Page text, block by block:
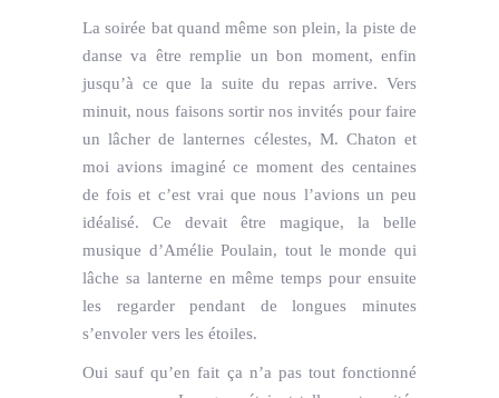
La soirée bat quand même son plein, la piste de
danse va être remplie un bon moment, enfin
jusqu’à ce que la suite du repas arrive. Vers
minuit, nous faisons sortir nos invités pour faire
un lâcher de lanternes célestes, M. Chaton et
moi avions imaginé ce moment des centaines
de fois et c’est vrai que nous l’avions un peu
idéalisé. Ce devait être magique, la belle
musique d’Amélie Poulain, tout le monde qui
lâche sa lanterne en même temps pour ensuite
les regarder pendant de longues minutes
s’envoler vers les étoiles.
Oui sauf qu’en fait ça n’a pas tout fonctionné